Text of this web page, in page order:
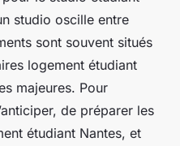
studio oscille entre
sont souvent situés
logement étudiant
majeures. Pour
de préparer les
étudiant Nantes, et